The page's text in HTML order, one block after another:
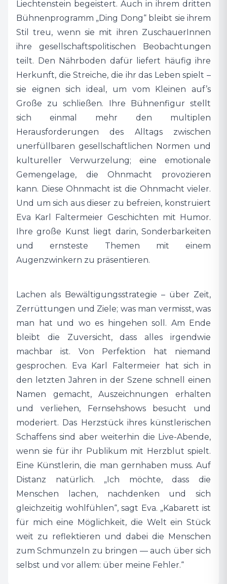
Eva Karl Faltermeier hat sich in den letzten
Jahren in der Szene schnell einen Namen
gemacht, Auszeichnungen erhalten und
verliehen, Fernsehshows besucht und
moderiert. Das Herzstück ihres künstlerischen
Schaffens sind aber weiterhin die Live-Abende,
wenn sie für ihr Publikum mit Herzblut spielt.
Eine Künstlerin, die man gernhaben muss. Auf
Distanz natürlich.
„Ich möchte, dass die Menschen lachen,
nachdenken und sich gleichzeitig wohlfühlen“,
sagt Eva. „Kabarett ist für mich eine Möglichkeit,
die Welt ein Stück weit zu reflektieren und
dabei die Menschen zum Schmunzeln zu
bringen — auch über sich selbst und vor allem:
Liechtenstein begeistert. Auch in ihrem dritten
Bühnenprogramm „Ding Dong“ bleibt sie ihrem
Stil treu, wenn sie mit ihren ZuschauerInnen
ihre gesellschaftspolitischen Beobachtungen
teilt. Den Nährboden dafür liefert häufig ihre
Herkunft, die Streiche, die ihr das Leben spielt –
sie eignen sich ideal, um vom Kleinen auf’s
Große zu schließen. Ihre Bühnenfigur stellt
sich einmal mehr den multiplen
Herausforderungen des Alltags zwischen
unerfüllbaren gesellschaftlichen Normen und
kultureller Verwurzelung; eine emotionale
Gemengelage, die Ohnmacht provozieren
kann. Diese Ohnmacht ist die Ohnmacht vieler.
Und um sich aus dieser zu befreien, konstruiert
Eva Karl Faltermeier Geschichten mit Humor.
Ihre große Kunst liegt darin, Sonderbarkeiten
und ernsteste Themen mit einem
Augenzwinkern zu präsentieren.
Lachen als Bewältigungsstrategie – über Zeit,
Zerrüttungen und Ziele; was man vermisst, was
man hat und wo es hingehen soll. Am Ende
bleibt die Zuversicht, dass alles irgendwie
machbar ist. Von Perfektion hat niemand
gesprochen. Eva Karl Faltermeier hat sich in
den letzten Jahren in der Szene schnell einen
Namen gemacht, Auszeichnungen erhalten
und verliehen, Fernsehshows besucht und
moderiert. Das Herzstück ihres künstlerischen
Schaffens sind aber weiterhin die Live-Abende,
wenn sie für ihr Publikum mit Herzblut spielt.
Eine Künstlerin, die man gernhaben muss. Auf
Distanz natürlich. „Ich möchte, dass die
Menschen lachen, nachdenken und sich
gleichzeitig wohlfühlen“, sagt Eva. „Kabarett ist
für mich eine Möglichkeit, die Welt ein Stück
weit zu reflektieren und dabei die Menschen
zum Schmunzeln zu bringen — auch über sich
selbst und vor allem: über meine Fehler.“